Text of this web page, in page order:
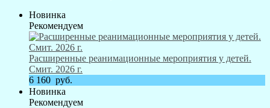
Новинка
Рекомендуем
Расширенные реанимационные мероприятия у детей.
Смит. 2026 г.
6 160 руб.
Новинка
Рекомендуем